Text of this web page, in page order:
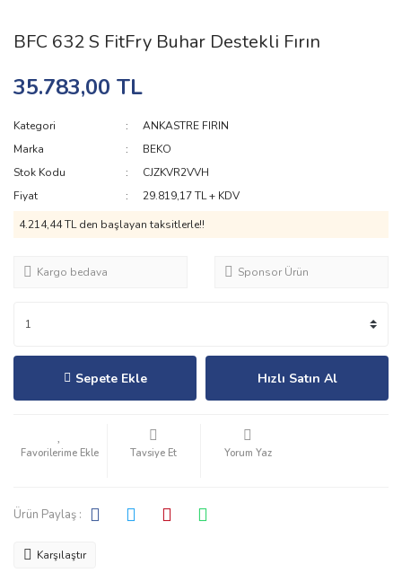
BFC 632 S FitFry Buhar Destekli Fırın
35.783,00 TL
Kategori
ANKASTRE FIRIN
Marka
BEKO
Stok Kodu
CJZKVR2VVH
Fiyat
29.819,17 TL + KDV
4.214,44 TL den başlayan taksitlerle!!
Kargo bedava Sponsor Ürün
Sepete Ekle Hızlı Satın Al
Tavsiye Et Yorum Yaz
Ürün Paylaş :
Karşılaştır